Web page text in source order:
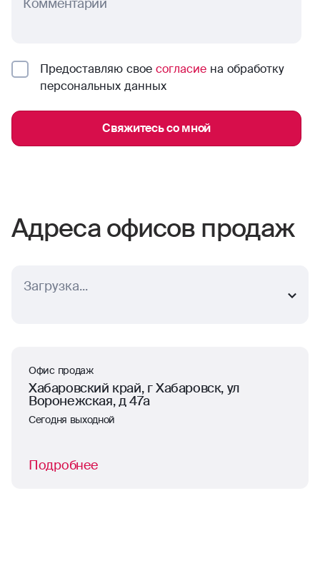
Предоставляю свое согласие на обработку
персональных данных
Свяжитесь со мной
Адреса офисов продаж
Загрузка...
Офис продаж
Хабаровский край, г Хабаровск, ул
Воронежская, д 47а
Сегодня выходной
Подробнее